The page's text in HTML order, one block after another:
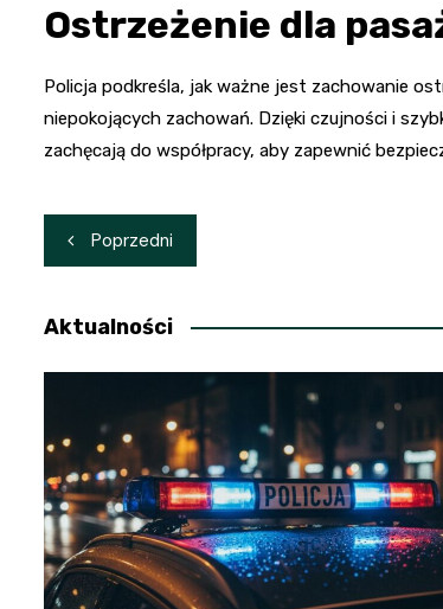
Ostrzeżenie dla
Policja podkreśla, jak ważne jest zachowanie
niepokojących zachowań. Dzięki czujności i
zachęcają do współpracy, aby zapewnić
Nawigacja
wpisu
Poprzedni
Aktualności